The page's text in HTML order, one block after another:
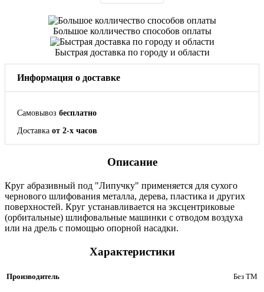
Большое колличество способов оплаты
Быстрая доставка по городу и области
Информация о доставке
Самовывоз бесплатно
Доставка от 2-х часов
Описание
Круг абразивный под "Липучку" применяется для сухого
чернового шлифования металла, дерева, пластика и других
поверхностей. Круг устанавливается на эксцентриковые
(орбитальные) шлифовальные машинки с отводом воздуха
или на дрель с помощью опорной насадки.
Характеристики
Производитель Без ТМ